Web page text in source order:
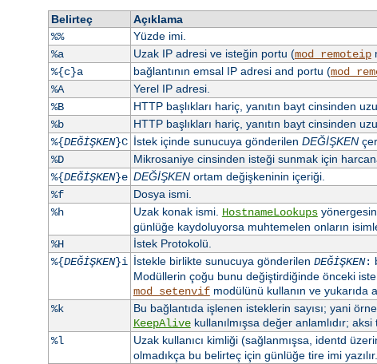
Belirteç
Açıklama
%%
Yüzde imi.
%a
Uzak IP adresi ve isteğin portu (mod_remoteip
%{c}a
bağlantının emsal IP adresi and portu (
%A
Yerel IP adresi.
%B
HTTP başlıkları hariç, yanıtın bayt cinsinden
%b
HTTP başlıkları hariç, yanıtın bayt cinsinden
%{DEĞİŞKEN}C İstek içinde sunucuya gönderilen DEĞİŞKEN
%D
Mikrosaniye cinsinden isteği sunmak için
%{DEĞİŞKEN}e DEĞİŞKENortam değişkeninin içeriği.
%f
Dosya ismi.
%h
Uzak konak ismi. HostnameLookups
günlüğe kaydoluyorsa muhtemelen onların
%H
İstek Protokolü.
%{DEĞİŞKEN}i İstekle birlikte sunucuya gönderilen DEĞİŞKEN:
Modüllerin çoğu bunu değiştirdiğinde önceki
mod_setenvifmodülünü kullanın ve yukarıda
%k
Bu bağlantıda işlenen isteklerin sayısı; yani
KeepAlivekullanılmışsa değer anlamlıdır; aksi
%l
Uzak kullanıcı kimliği (sağlanmışsa, identd
olmadıkça bu belirteç için günlüğe tire imi yazılır.